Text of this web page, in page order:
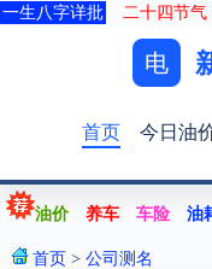
一生八字详批 二十四节气
电
首页 今日油
油价 养车 车险 油
首页 > 公司测名